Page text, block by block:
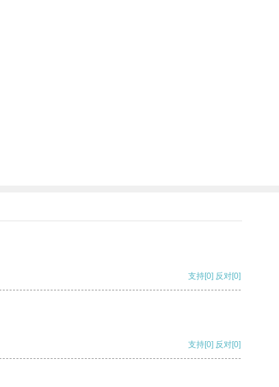
支持[0] 反对[0]
支持[0] 反对[0]